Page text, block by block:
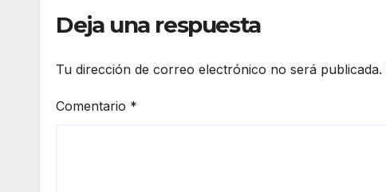
Deja una respuesta
Tu dirección de correo electrónico no será publicada.
Comentario *